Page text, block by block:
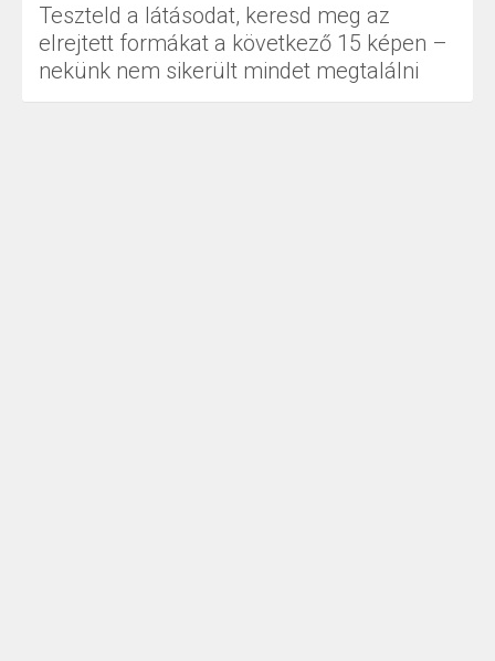
Teszteld a látásodat, keresd meg az
elrejtett formákat a következő 15 képen –
nekünk nem sikerült mindet megtalálni